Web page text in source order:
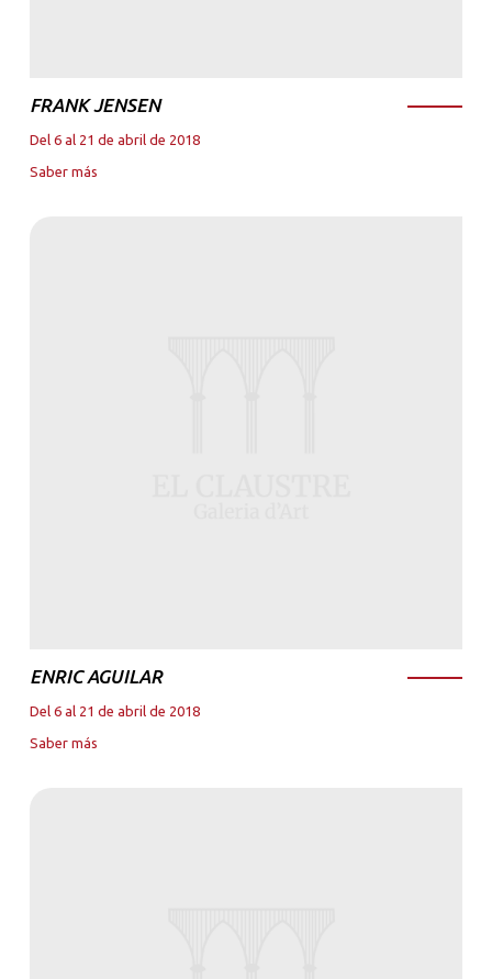
FRANK JENSEN
Del 6 al 21 de abril de 2018
Saber más
ENRIC AGUILAR
Del 6 al 21 de abril de 2018
Saber más